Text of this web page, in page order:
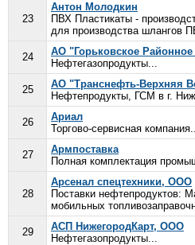
23
Антон Молодкин
ПВХ Пластикаты -
для производства шлангов
24
АО "Горьковское
Нефтегазопродукты...
25
АО "Транснефть-Верхняя
Нефтепродукты, ГСМ в г.
26
Ариал
Торгово-сервисная
27
Армпоставка
Полная комплектация
28
Арсенал спецтехники, ООО
Поставки нефтепродуктов:
мобильных
29
АСП НижегородКарт, ООО
Нефтегазопродукты...